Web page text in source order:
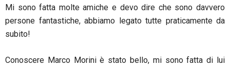
Mi sono fatta molte amiche e devo dire che sono davvero
persone fantastiche, abbiamo legato tutte praticamente da
subito!
Conoscere Marco Morini è stato bello, mi sono fatta di lui